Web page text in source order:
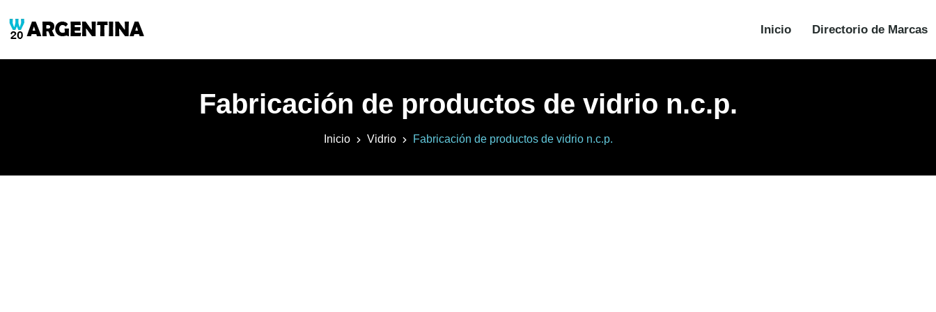
Inicio Directorio de Marcas
Fabricación de productos de vidrio n.c.p.
Inicio Vidrio Fabricación de productos de vidrio n.c.p.